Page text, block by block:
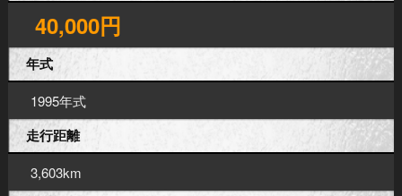
40,000円
年式
1995年式
走行距離
3,603km